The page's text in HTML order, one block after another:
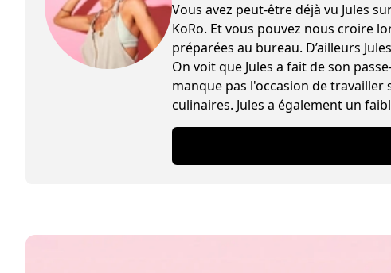
Vous avez peut-être déjà vu Jules sur
KoRo. Et vous pouvez nous croire
préparées au bureau. D’ailleurs
On voit que Jules a fait de son
manque pas l'occasion de travailler
culinaires. Jules a également un